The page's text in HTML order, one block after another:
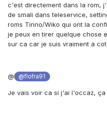
c'est directement dans la rom,
de smali dans teleservice,
roms Tinno/Wiko qui ont la
je peux en tirer quelque chose
sur ca car je suis vraiment a
@ @flofra91
Je vais voir ca si j'ai l'occaz, ça